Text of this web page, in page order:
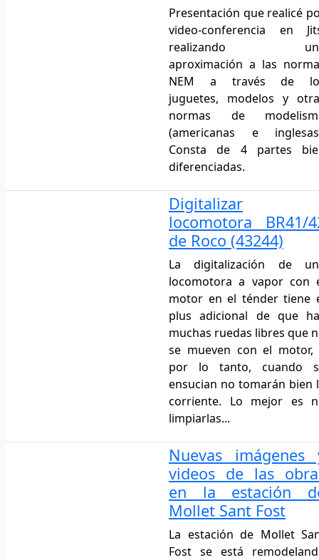
Presentación que realicé
video-conferencia en
realizando
aproximación a las
NEM a través de
juguetes, modelos y
normas de
(americanas e
Consta de 4 partes
diferenciadas.
Digitalizar
locomotora BR41/
de Roco (43244)
La digitalización de
locomotora a vapor con
motor en el ténder tiene
plus adicional de que
muchas ruedas libres que
se mueven con el motor,
por lo tanto, cuando
ensucian no tomarán bien
corriente. Lo mejor es
limpiarlas...
Nuevas imágenes
videos de las
en la estación
Mollet Sant Fost
La estación de Mollet
Fost se está